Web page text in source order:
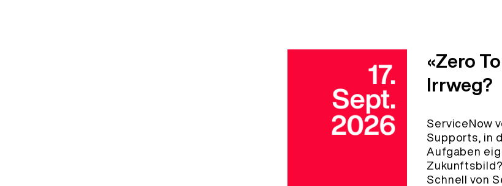
«Zero
Irrweg?
ServiceNow
Supports, in
Aufgaben
Schnell von